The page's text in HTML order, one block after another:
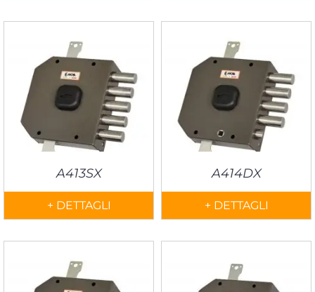
A413SX
+ DETTAGLI
A414DX
+ DETTAGLI